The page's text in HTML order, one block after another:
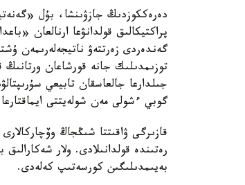
دەرەككوزدىڭ جازۋىنشا، بۇل
پراكتيكالىق قولدانۋعا ارنالعان
گەندەردى زەرتتەۋ ناتيجەلەرىمەن
توزىمدىلىك جانە قورشاعان ورتانىڭ
جىلدارعا جالعاسقان تابيعي
گوبي ءشولى مەن شولەيتتى
قازىرگى ۋاقىتتا شىڭجاڭ
رەتىندە قولدانىلادى. ولار
بەيىمدىلىگىن كورسەتىپ كەلەدى.